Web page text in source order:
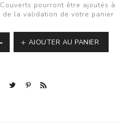
pourront être ajoutés à
de la validation de votre panier
AJOUTER AU PANIER